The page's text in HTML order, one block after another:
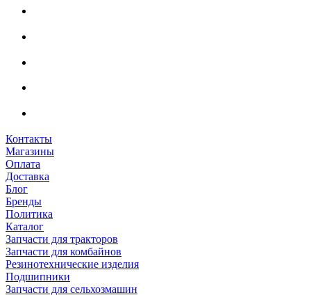
Контакты
Магазины
Оплата
Доставка
Блог
Бренды
Политика
Каталог
Запчасти для тракторов
Запчасти для комбайнов
Резинотехнические изделия
Подшипники
Запчасти для сельхозмашин